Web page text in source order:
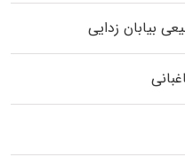
بیابان زدایی